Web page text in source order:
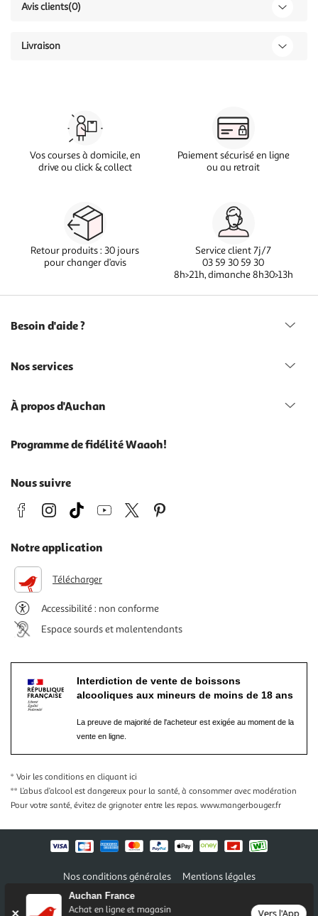
Auchan France
Achat en ligne et magasin Vers l'App
Avis clients(0)
Livraison
Vos courses à domicile, en
drive ou click & collect
Paiement sécurisé en ligne
ou au retrait
Retour produits : 30 jours
pour changer d’avis
Service client 7j/7
03 59 30 59 30
8h>21h, dimanche 8h30>13h
Besoin d'aide ?
Nos services
À propos d'Auchan
Programme de fidélité Waaoh!
Nous suivre
Notre application
Télécharger
Accessibilité : non conforme
Espace sourds et malentendants
Interdiction de vente de boissons
alcooliques aux mineurs de moins de 18 ans
La preuve de majorité de l'acheteur est exigée au moment de la
vente en ligne.
* Voir les conditions en cliquant ici
** L’abus d’alcool est dangereux pour la santé, à consommer avec modération
Pour votre santé, évitez de grignoter entre les repas. www.mangerbouger.fr
Nos conditions générales
Mentions légales
Conditions des offres et promotions
Politique de confidentialité
Informations légales marketplace